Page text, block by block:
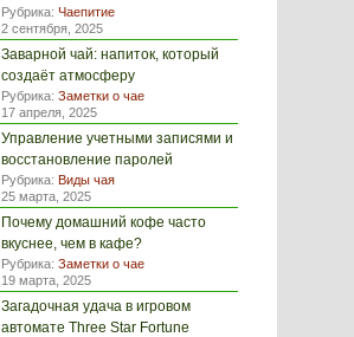
Рубрика: Чаепитие
2 сентября, 2025
Заварной чай: напиток, который
создаёт атмосферу
Рубрика: Заметки о чае
17 апреля, 2025
Управление учетными записями и
восстановление паролей
Рубрика: Виды чая
25 марта, 2025
Почему домашний кофе часто
вкуснее, чем в кафе?
Рубрика: Заметки о чае
19 марта, 2025
Загадочная удача в игровом
автомате Three Star Fortune